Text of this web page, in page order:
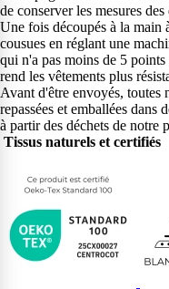
de conserver les mesures
Une fois découpés à la main
cousues en réglant une
qui n'a pas moins de 5
rend les vêtements plus
Avant d'être envoyés, toutes
repassées et emballées dans
à partir des déchets de notre
Tissus naturels et certifiés